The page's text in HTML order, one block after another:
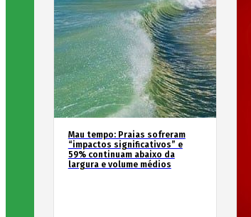
Mau tempo: Praias sofreram
“impactos significativos” e
59% continuam abaixo da
largura e volume médios